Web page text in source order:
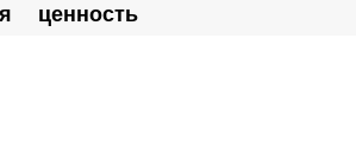
ценность